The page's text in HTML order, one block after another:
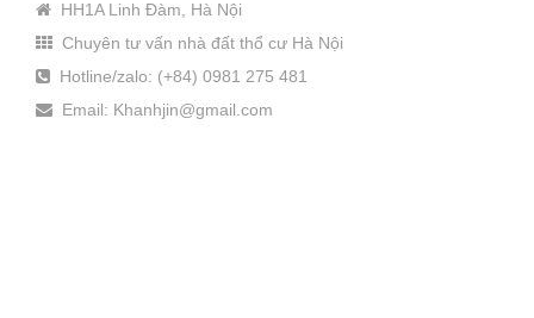
HH1A Linh Đàm, Hà Nội
Chuyên tư vấn nhà đất thổ cư Hà Nội
Hotline/zalo: (+84) 0981 275 481
Email: Khanhjin@gmail.com